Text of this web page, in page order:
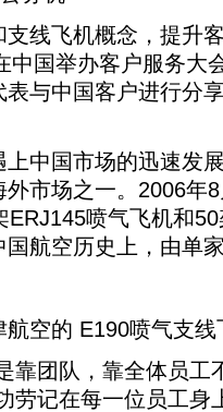
飞机概念，提升
中国举办客户服务大
与中国客户进行分
国市场的迅速发
市场之一。2006年
ERJ145喷气飞机和
航空历史上，由单
空的 E190喷气支线
团队，靠全体员工
劳记在每一位员工身